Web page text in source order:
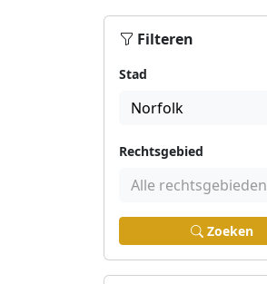
Filteren
Stad
Norfolk
Rechtsgebied
Alle rechtsgebieden
Zoeken